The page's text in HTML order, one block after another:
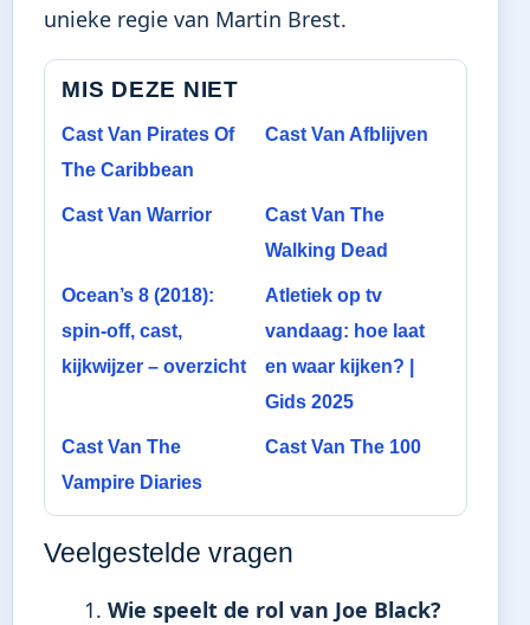
unieke regie van Martin Brest.
MIS DEZE NIET
Cast Van Pirates Of
The Caribbean
Cast Van Afblijven
Cast Van Warrior
Cast Van The
Walking Dead
Ocean’s 8 (2018):
spin-off, cast,
kijkwijzer – overzicht
Atletiek op tv
vandaag: hoe laat
en waar kijken? |
Gids 2025
Cast Van The
Vampire Diaries
Cast Van The 100
Veelgestelde vragen
Wie speelt de rol van Joe Black?